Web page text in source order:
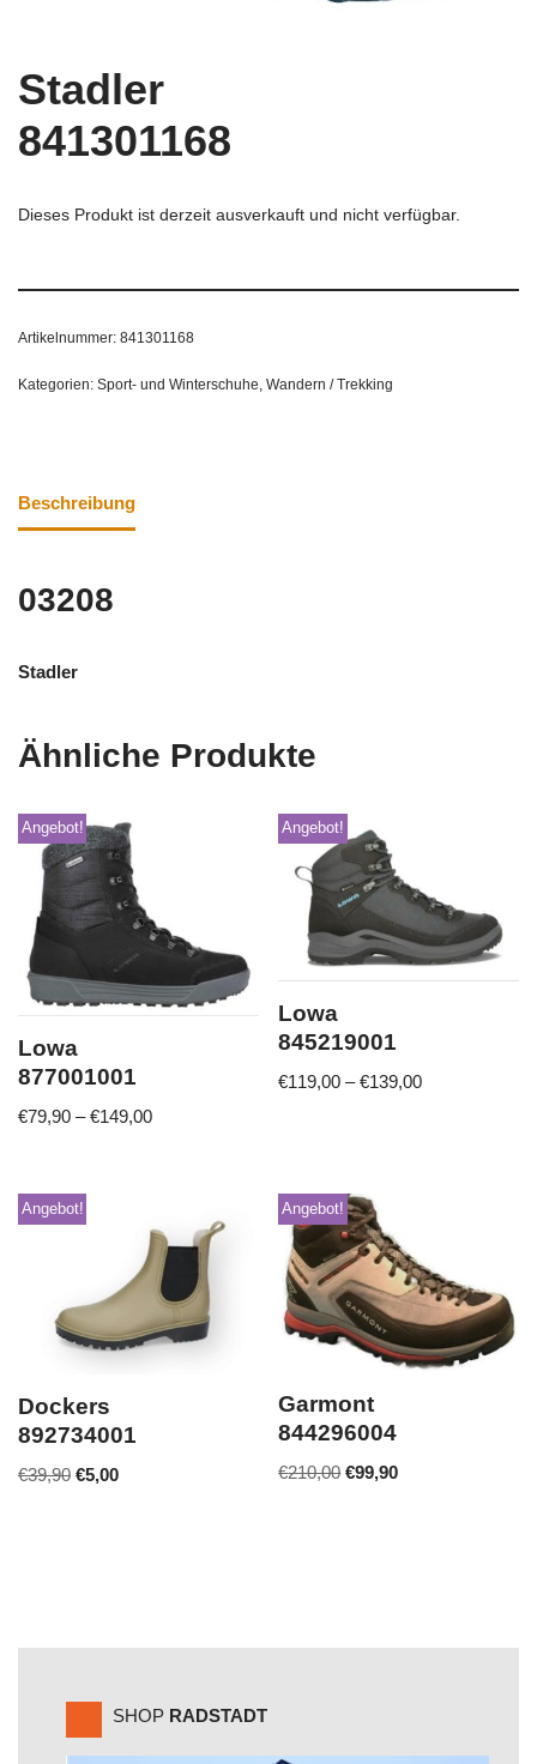
Stadler
841301168
Dieses Produkt ist derzeit ausverkauft und nicht verfügbar.
Artikelnummer: 841301168
Kategorien: Sport- und Winterschuhe Wandern / Trekking
Beschreibung
03208
Stadler
Ähnliche Produkte
Angebot!
Lowa
877001001
€79,90 –€149,00
Angebot!
Lowa
845219001
€119,00 –€139,00
Angebot!
Dockers
892734001
€39,90 €5,00
Angebot!
Garmont
844296004
€210,00 €99,90
SHOP RADSTADT